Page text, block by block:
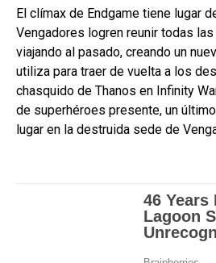
El clímax de Endgame tiene lugar
Vengadores logren reunir todas
viajando al pasado, creando un
utiliza para traer de vuelta a los
chasquido de Thanos en Infinity
de superhéroes presente, un
lugar en la destruida sede de